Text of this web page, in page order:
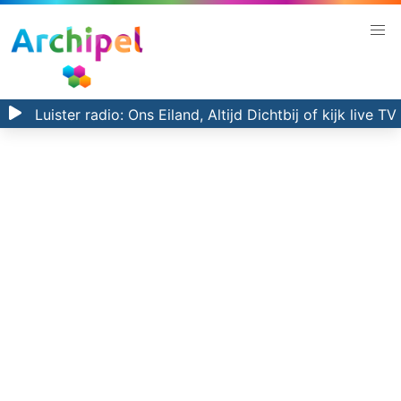
Luister radio: Ons Eiland, Altijd Dichtbij of kijk live TV